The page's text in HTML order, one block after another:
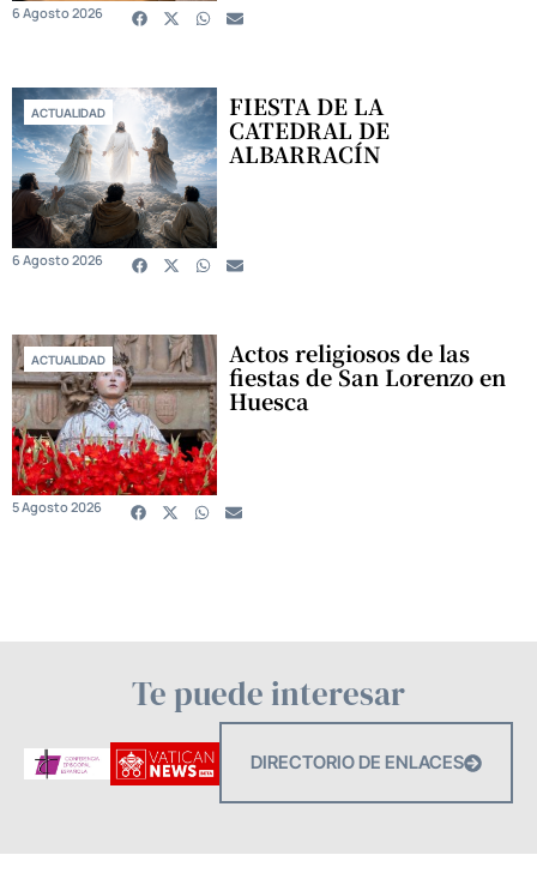
6 Agosto 2026
ACTUALIDAD FIESTA DE LA
CATEDRAL DE
ALBARRACÍN
6 Agosto 2026
ACTUALIDAD Actos religiosos de las
fiestas de San Lorenzo en
Huesca
5 Agosto 2026
Te puede interesar
DIRECTORIO DE ENLACES